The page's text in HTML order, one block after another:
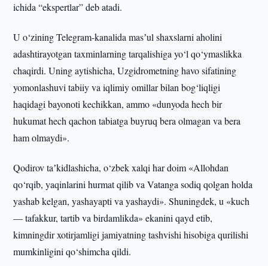
ichida “ekspertlar” deb atadi.
U o‘zining Telegram-kanalida masʼul shaxslarni aholini
adashtirayotgan taxminlarning tarqalishiga yo‘l qo‘ymaslikka
chaqirdi. Uning aytishicha, Uzgidrometning havo sifatining
yomonlashuvi tabiiy va iqlimiy omillar bilan bog‘liqligi
haqidagi bayonoti kechikkan, ammo «dunyoda hech bir
hukumat hech qachon tabiatga buyruq bera olmagan va bera
ham olmaydi».
Qodirov taʼkidlashicha, o‘zbek xalqi har doim «Allohdan
qo‘rqib, yaqinlarini hurmat qilib va Vatanga sodiq qolgan holda
yashab kelgan, yashayapti va yashaydi». Shuningdek, u «kuch
— tafakkur, tartib va birdamlikda» ekanini qayd etib,
kimningdir xotirjamligi jamiyatning tashvishi hisobiga qurilishi
mumkinligini qo‘shimcha qildi.